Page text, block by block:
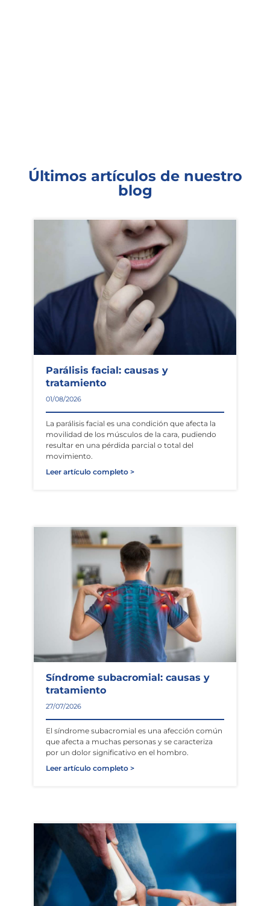
Últimos artículos de nuestro
blog
Parálisis facial: causas y
tratamiento
01/08/2026
La parálisis facial es una condición que afecta la
movilidad de los músculos de la cara, pudiendo
resultar en una pérdida parcial o total del
movimiento.
Leer artículo completo >
Síndrome subacromial: causas y
tratamiento
27/07/2026
El síndrome subacromial es una afección común
que afecta a muchas personas y se caracteriza
por un dolor significativo en el hombro.
Leer artículo completo >